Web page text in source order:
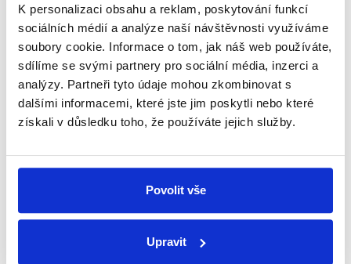
K personalizaci obsahu a reklam, poskytování funkcí
sociálních médií a analýze naší návštěvnosti využíváme
soubory cookie. Informace o tom, jak náš web používáte,
sdílíme se svými partnery pro sociální média, inzerci a
analýzy. Partneři tyto údaje mohou zkombinovat s
dalšími informacemi, které jste jim poskytli nebo které
získali v důsledku toho, že používáte jejich služby.
Povolit vše
Upravit
Sociální sítě
Nenechte si ujít nejnovější události
z Demagog.cz. Sdílením našich
příspěvků přátelům podpoříte naši
práci.